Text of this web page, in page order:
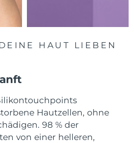
HAUT LIEBEN
Hautzellen, ohne
98 % der
von einer helleren,
Erwartete Lieferung 8/11/26
Erwartete Lieferung